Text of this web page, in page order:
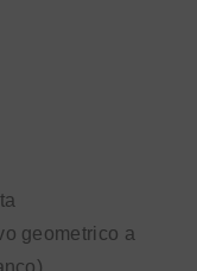
geometrico a